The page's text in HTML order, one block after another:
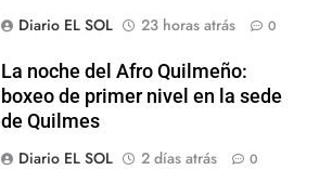
Diario EL SOL
23 horas atrás 0
La noche del Afro Quilmeño:
boxeo de primer nivel en la sede
de Quilmes
Diario EL SOL
2 días atrás 0